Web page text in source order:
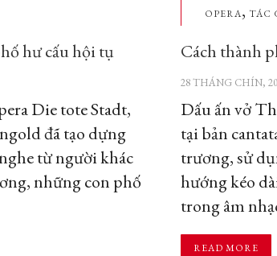
hư cấu hội tụ
Die tote Stadt,
đã tạo dựng
từ người khác
những con phố
OPERA, TÁC
Cách thành
28 THÁNG CHÍN,
Dấu ấn vở
tại bản
trương, sử
hướng kéo
trong âm
READ MORE